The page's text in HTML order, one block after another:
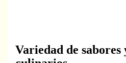
Variedad de sabores